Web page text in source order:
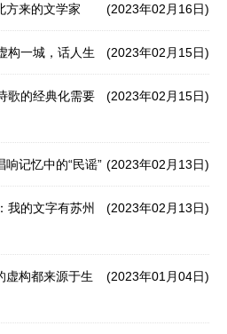
(2023年02月16日)
方来的文学家
(2023年02月15日)
构一城，话人生
(2023年02月15日)
歌的经典化需要
(2023年02月13日)
记忆中的“民谣”
(2023年02月13日)
我的文字有苏州
(2023年01月04日)
虚构都来源于生